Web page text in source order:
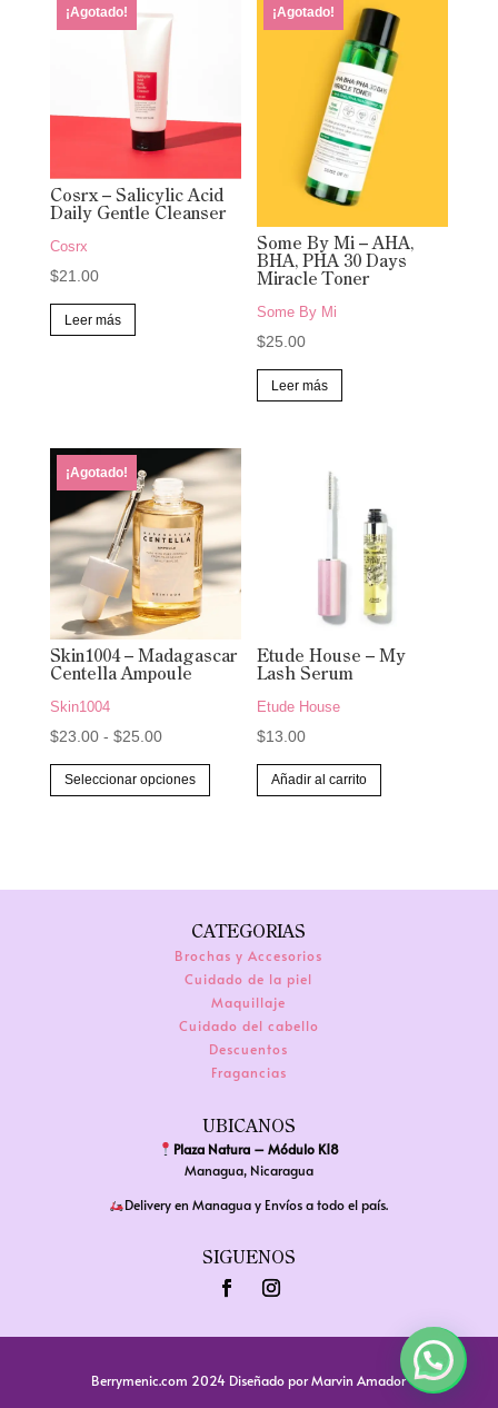
¡Agotado!
Cosrx – Salicylic Acid
Daily Gentle Cleanser
Cosrx
$21.00
Leer más
¡Agotado!
Some By Mi – AHA,
BHA, PHA 30 Days
Miracle Toner
Some By Mi
$25.00
Leer más
¡Agotado!
Skin1004 – Madagascar
Centella Ampoule
Skin1004
$23.00 - $25.00Rango
de
precios:
Seleccionar opciones
Este
producto
opciones
se
pueden
elegir
en
la
producto
Etude House – My
Lash Serum
Etude House
$13.00
Añadir al carrito
CATEGORIAS
Brochas y Accesorios
Cuidado de la piel
Maquillaje
Cuidado del cabello
Descuentos
Fragancias
UBICANOS
Plaza Natura – Módulo K18
Managua, Nicaragua
Delivery en Managua y Envíos a todo el país.
SIGUENOS
Berrymenic.com 2024 Diseñado porMarvin Amador